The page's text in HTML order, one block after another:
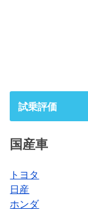
試乗評価
国産車
トヨタ
日産
ホンダ